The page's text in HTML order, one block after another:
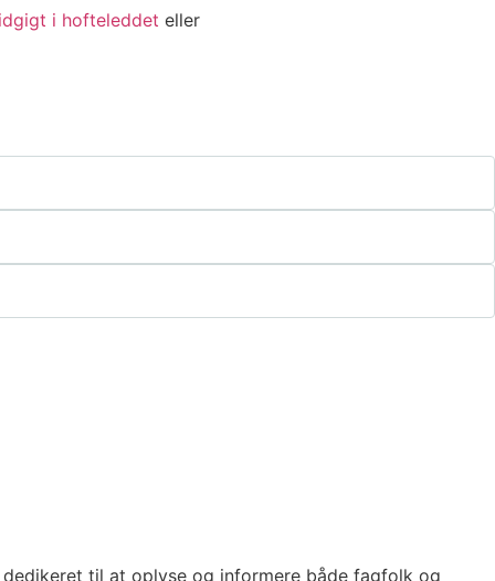
i hofteleddet eller
til at oplyse og informere både fagfolk og